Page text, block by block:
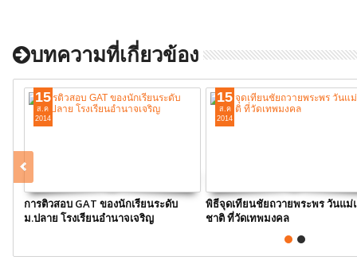
บทความที่เกี่ยวข้อง
การติวสอบ GAT ของนักเรียนระดับ
ม.ปลาย โรงเรียนอำนาจเจริญ
15
ส.ค
2014
พิธีจุดเทียนชัยถวายพระพร วันแม่
ชาติ ที่วัดเทพมงคล
15
ส.ค
2014